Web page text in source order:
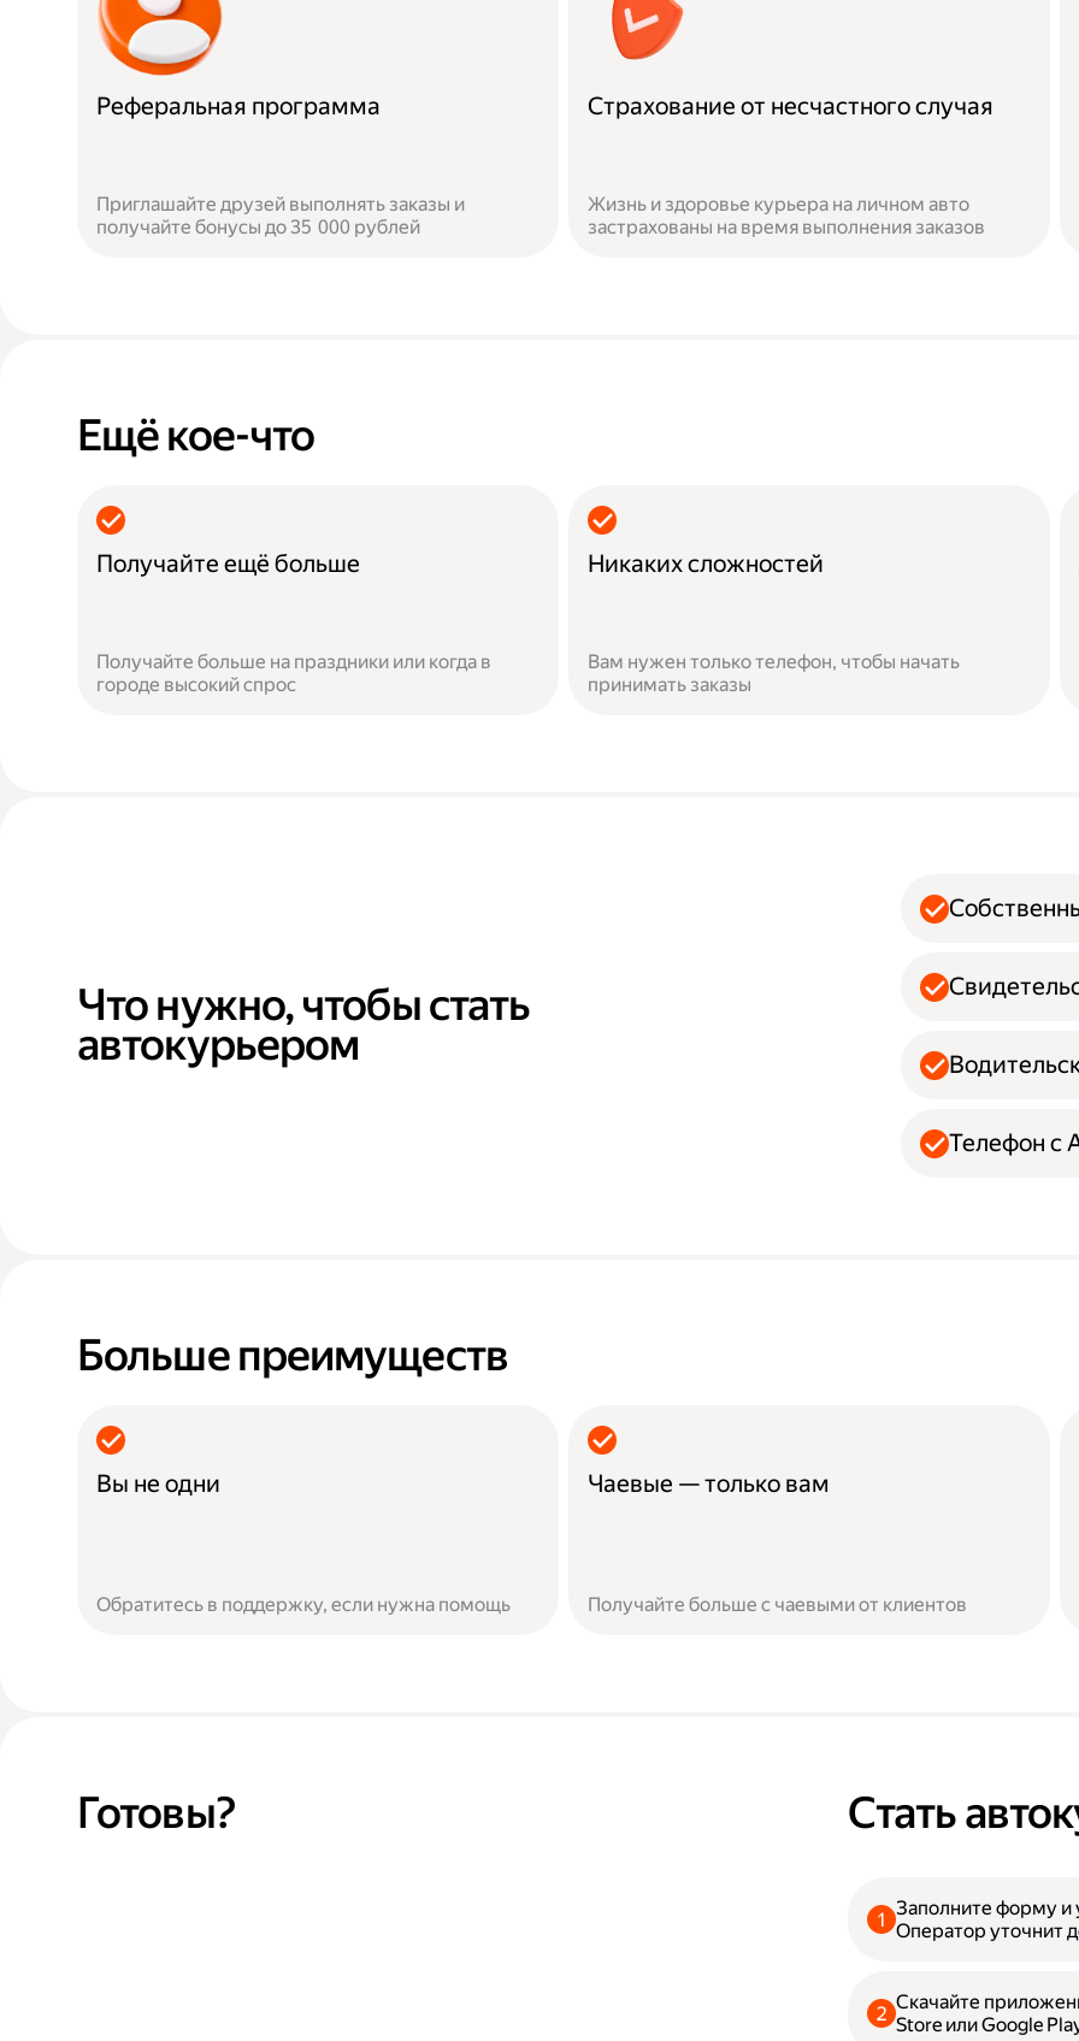
Реферальная программа
Приглашайте друзей выполнять заказы и
получайте бонусы до 35 000 рублей
Страхование от несчастного случая
Жизнь и здоровье курьера на личном авто
застрахованы на время выполнения заказов
Ещё кое-что
Получайте ещё больше
Получайте больше на праздники или когда в
городе высокий спрос
Никаких сложностей
Вам нужен только телефон, чтобы начать
принимать заказы
Что нужно, чтобы стать
автокурьером
Телефон с
Больше преимуществ
Вы не одни
Обратитесь в поддержку, если нужна помощь
Чаевые — только вам
Получайте больше с чаевыми от клиентов
Готовы? Стать
Заполните форму и
Оператор уточнит
Скачайте
Store или Google